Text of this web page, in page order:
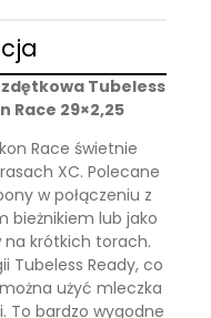
Tubeless
Race 29×2,25
Race świetnie
XC. Polecane
w połączeniu z
bieżnikiem lub jako
na krótkich torach.
Tubeless Ready, co
użyć mleczka
To bardzo wygodne